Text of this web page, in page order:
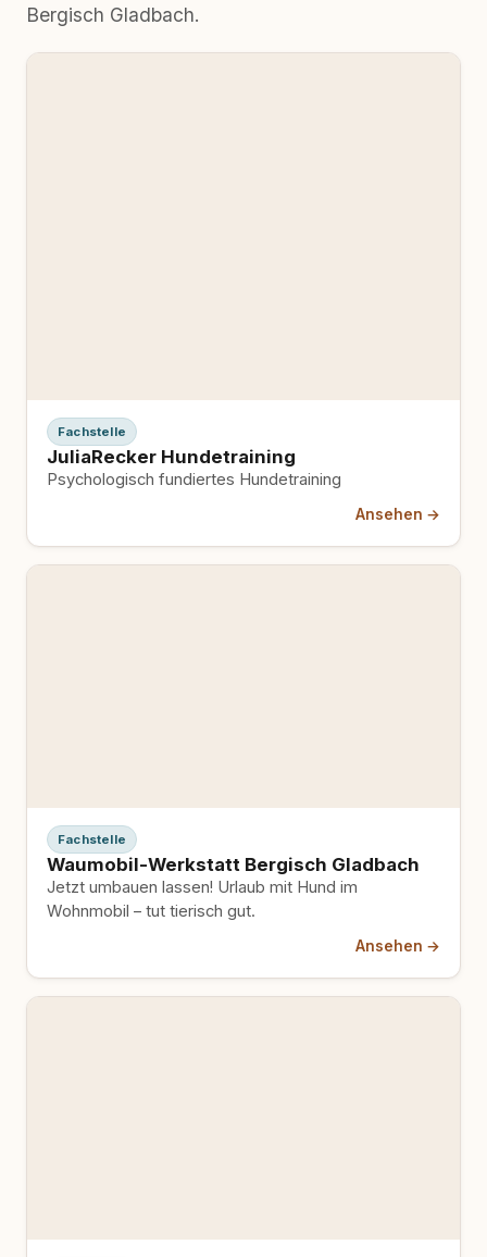
Bergisch Gladbach.
Fachstelle
JuliaRecker Hundetraining
Psychologisch fundiertes Hundetraining
Ansehen →
Fachstelle
Waumobil-Werkstatt Bergisch Gladbach
Jetzt umbauen lassen! Urlaub mit Hund im
Wohnmobil – tut tierisch gut.
Ansehen →